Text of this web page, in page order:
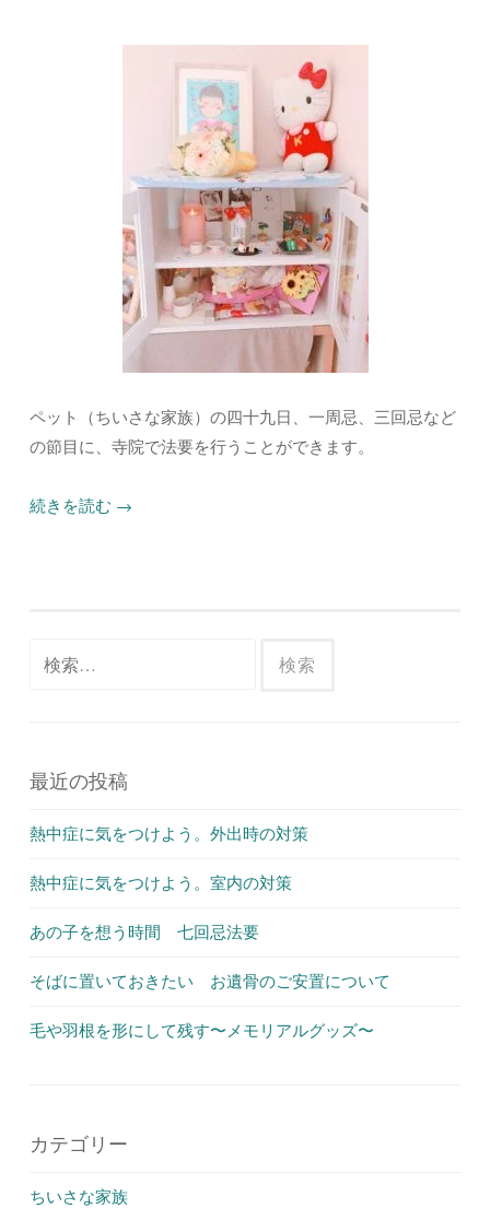
ペット（ちいさな家族）の四十九日、一周忌、三回忌など
の節目に、寺院で法要を行うことができます。
続きを読む →
最近の投稿
熱中症に気をつけよう。外出時の対策
熱中症に気をつけよう。室内の対策
あの子を想う時間 七回忌法要
そばに置いておきたい お遺骨のご安置について
毛や羽根を形にして残す〜メモリアルグッズ〜
カテゴリー
ちいさな家族